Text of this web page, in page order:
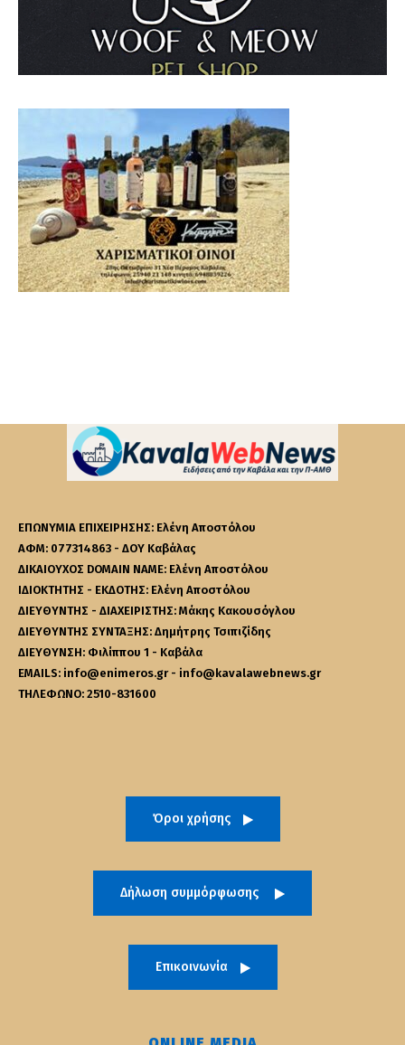
ΕΠΩΝΥΜΙΑ ΕΠΙΧΕΙΡΗΣΗΣ: Ελένη Αποστόλου
ΑΦΜ: 077314863 - ΔΟΥ Καβάλας
ΔΙΚΑΙΟΥΧΟΣ DOMAIN NAME: Ελένη Αποστόλου
ΙΔΙΟΚΤΗΤΗΣ - ΕΚΔΟΤΗΣ: Ελένη Αποστόλου
ΔΙΕΥΘΥΝΤΗΣ - ΔΙΑΧΕΙΡΙΣΤΗΣ: Μάκης Κακουσόγλου
ΔΙΕΥΘΥΝΤΗΣ ΣΥΝΤΑΞΗΣ: Δημήτρης Τσιπιζίδης
ΔΙΕΥΘΥΝΣΗ: Φιλίππου 1 - Καβάλα
EMAILS: info@enimeros.gr - info@kavalawebnews.gr
ΤΗΛΕΦΩΝΟ: 2510-831600
Όροι χρήσης
Δήλωση συμμόρφωσης
Επικοινωνία